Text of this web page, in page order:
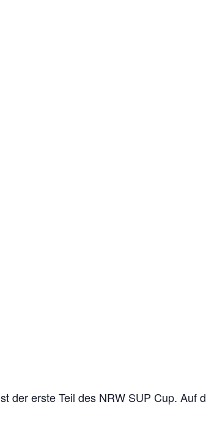
der erste Teil des NRW SUP Cup.